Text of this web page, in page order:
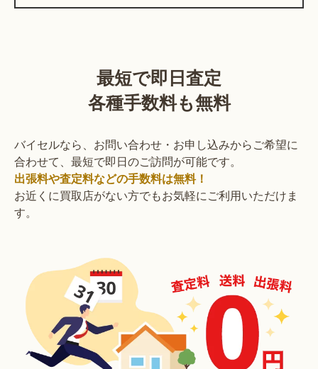
最短で即日査定
各種手数料も無料
バイセルなら、お問い合わせ・お申し込みからご希望に
合わせて、最短で即日のご訪問が可能です。
出張料や査定料などの手数料は無料！
お近くに買取店がない方でもお気軽にご利用いただけま
す。